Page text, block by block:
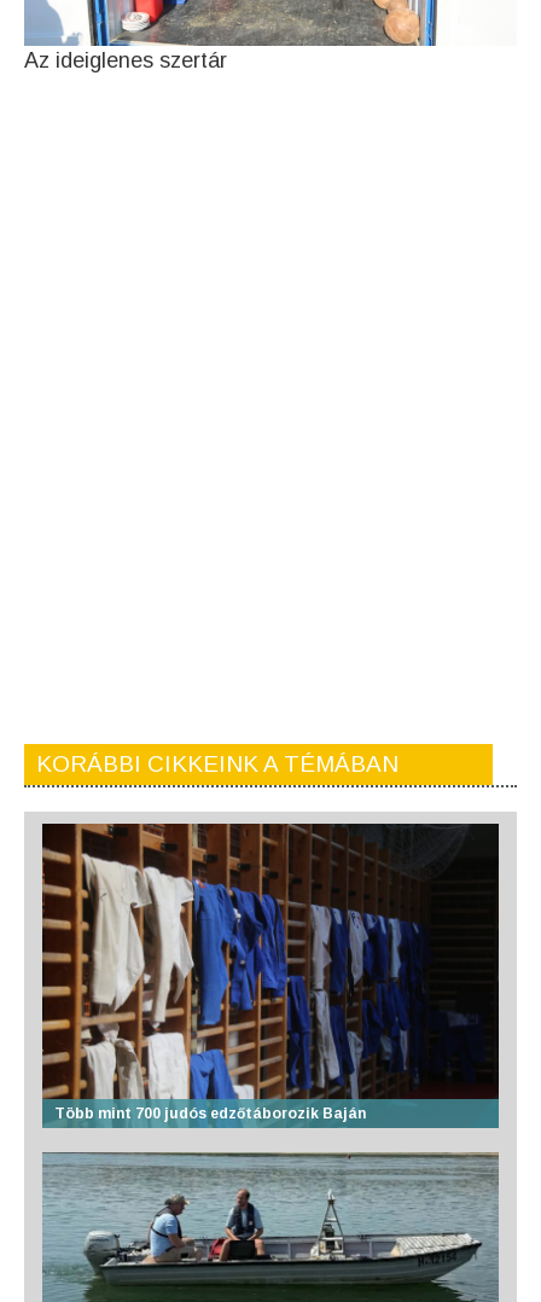
Az ideiglenes szertár
KORÁBBI CIKKEINK A TÉMÁBAN
Több mint 700 judós edzőtáborozik Baján